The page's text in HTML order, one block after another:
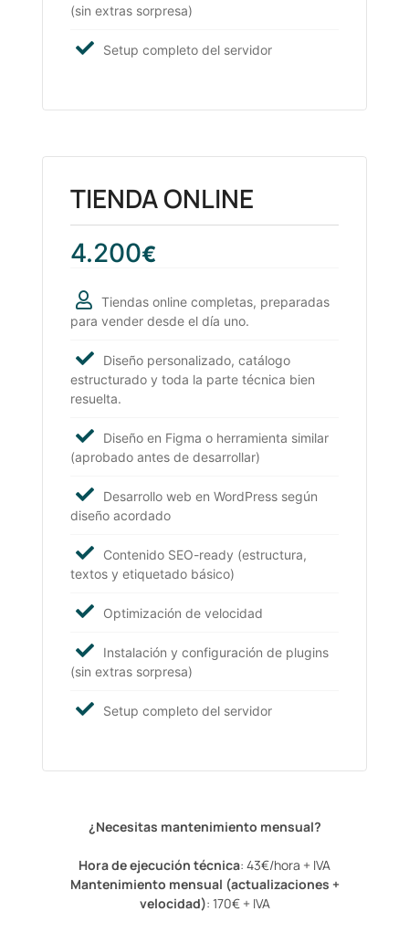
(sin extras sorpresa)
Setup completo del servidor
TIENDA ONLINE
4.200€
Tiendas online completas, preparadas
para vender desde el día uno.
Diseño personalizado, catálogo
estructurado y toda la parte técnica bien
resuelta.
Diseño en Figma o herramienta similar
(aprobado antes de desarrollar)
Desarrollo web en WordPress según
diseño acordado
Contenido SEO-ready (estructura,
textos y etiquetado básico)
Optimización de velocidad
Instalación y configuración de plugins
(sin extras sorpresa)
Setup completo del servidor
¿Necesitas mantenimiento mensual?
Hora de ejecución técnica: 43€/hora + IVA
Mantenimiento mensual (actualizaciones +
velocidad): 170€ + IVA